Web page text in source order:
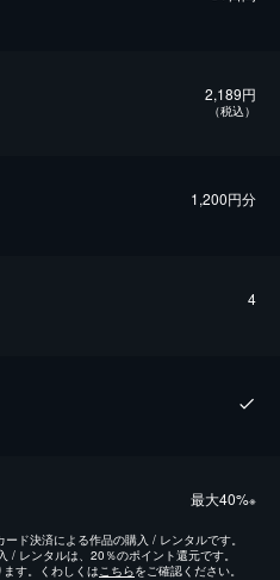
2,189円
（税込）
1,200円分
4
最⼤40%※
ド決済による作品の購入 / レンタルです。
/ レンタルは、20％のポイント還元です。
す。くわしくは こちらをご確認ください。